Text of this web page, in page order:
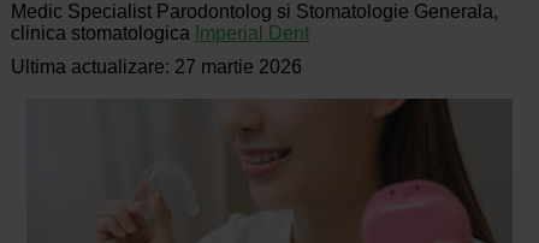
Medic Specialist Parodontolog si Stomatologie Generala,
clinica stomatologica Imperial Dent
Ultima actualizare: 27 martie 2026